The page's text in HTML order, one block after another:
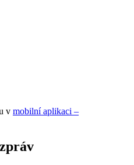
v mobilní aplikaci –